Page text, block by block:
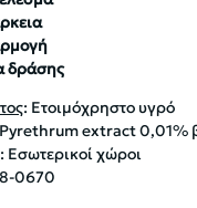
δράσης
: Ετοιμόχρηστο υγρό
extract 0,01%
: Εσωτερικοί χώροι
0670